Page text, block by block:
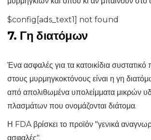
$config[ads_text1] not found
7. Γη διατόμων
Ένα ασφαλές για τα κατοικίδια συστατικό
στους μυρμηγκοκτόνους είναι η γη
από απολιθωμένα υπολείμματα μικρών
πλασμάτων που ονομάζονται διάτομα.
Η FDA βρίσκει το προϊόν "γενικά
ασφαλές".